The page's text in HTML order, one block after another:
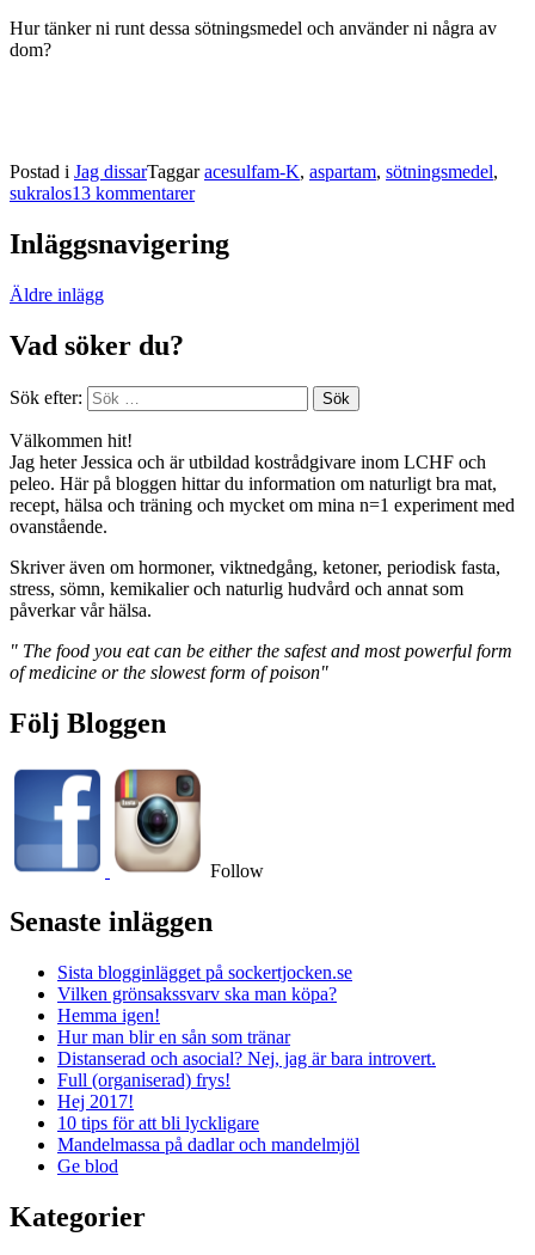
Hur tänker ni runt dessa sötningsmedel och använder ni några av
dom?
Postad i Jag dissarTaggaracesulfam-K, aspartam, sötningsmedel,
sukralos13 kommentarer
Inläggsnavigering
Äldre inlägg
Vad söker du?
Sök efter:
Välkommen hit!
Jag heter Jessica och är utbildad kostrådgivare inom LCHF och
peleo. Här på bloggen hittar du information om naturligt bra mat,
recept, hälsa och träning och mycket om mina n=1 experiment med
ovanstående.
Skriver även om hormoner, viktnedgång, ketoner, periodisk fasta,
stress, sömn, kemikalier och naturlig hudvård och annat som
påverkar vår hälsa.
" The food you eat can be either the safest and most powerful form
of medicine or the slowest form of poison"
Följ Bloggen
Follow
Senaste inläggen
Sista blogginlägget på sockertjocken.se
Vilken grönsakssvarv ska man köpa?
Hemma igen!
Hur man blir en sån som tränar
Distanserad och asocial? Nej, jag är bara introvert.
Full (organiserad) frys!
Hej 2017!
10 tips för att bli lyckligare
Mandelmassa på dadlar och mandelmjöl
Ge blod
Kategorier